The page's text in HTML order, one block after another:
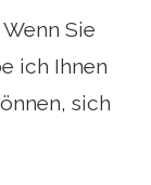
Sie
ich Ihnen
sich